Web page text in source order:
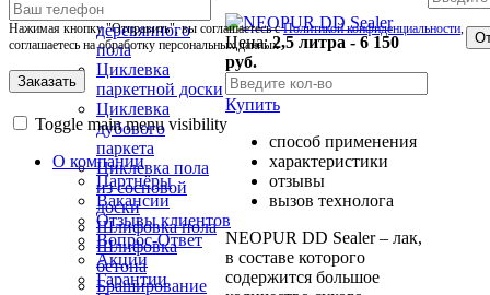
Нажимая кнопку "Отправить", вы соглашаетесь сПолитикой конфиденциальности, и
соглашаетесь на обработку персональных данных
Toggle main menu visibility
О компании
Партнёры
Вакансии
Отзывы клиентов
Вопрос-Ответ
Акции
Гарантии
Циклевка
деревянного
пола
Циклевка
паркетной доски
Циклевка
дубового
паркета
Циклевка пола
из сосновой
доски
Шлифовка пола
Шлифовка
бетона
Браширование
Цена:2,5 литра - 6 150
руб.
Купить
способ применения
характеристики
отзывы
вызов технолога
NEOPUR DD Sealer – лак,
в составе которого
содержится большое